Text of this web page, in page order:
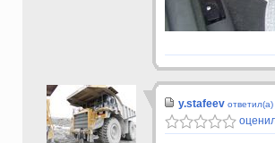
y.stafeev ответил(а)